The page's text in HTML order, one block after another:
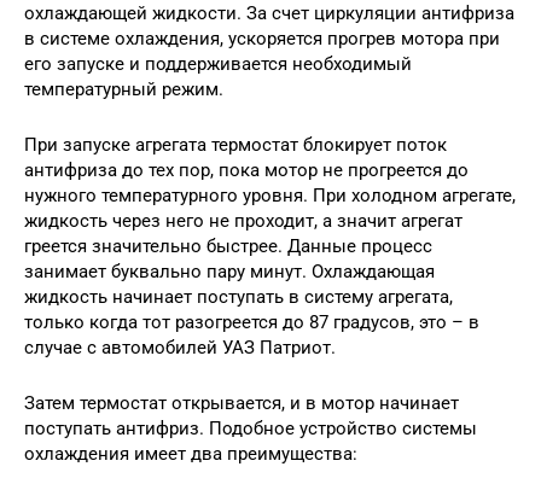
охлаждающей жидкости. За счет циркуляции антифриза
в системе охлаждения, ускоряется прогрев мотора при
его запуске и поддерживается необходимый
температурный режим.
При запуске агрегата термостат блокирует поток
антифриза до тех пор, пока мотор не прогреется до
нужного температурного уровня. При холодном агрегате,
жидкость через него не проходит, а значит агрегат
греется значительно быстрее. Данные процесс
занимает буквально пару минут. Охлаждающая
жидкость начинает поступать в систему агрегата,
только когда тот разогреется до 87 градусов, это – в
случае с автомобилей УАЗ Патриот.
Затем термостат открывается, и в мотор начинает
поступать антифриз. Подобное устройство системы
охлаждения имеет два преимущества: